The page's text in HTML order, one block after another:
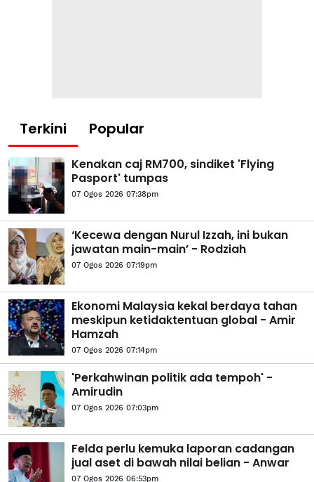
Terkini Popular
Kenakan caj RM700, sindiket 'Flying
Pasport' tumpas
07 Ogos 2026 07:38pm
‘Kecewa dengan Nurul Izzah, ini bukan
jawatan main-main’ - Rodziah
07 Ogos 2026 07:19pm
Ekonomi Malaysia kekal berdaya tahan
meskipun ketidaktentuan global - Amir
Hamzah
07 Ogos 2026 07:14pm
'Perkahwinan politik ada tempoh' -
Amirudin
07 Ogos 2026 07:03pm
Felda perlu kemuka laporan cadangan
jual aset di bawah nilai belian - Anwar
07 Ogos 2026 06:53pm